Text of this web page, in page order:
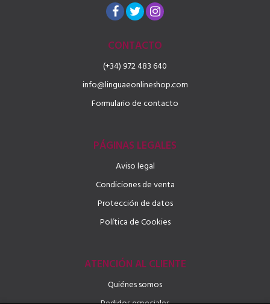
CONTACTO
(+34) 972 483 640
info@linguaeonlineshop.com
Formulario de contacto
PÁGINAS LEGALES
Aviso legal
Condiciones de venta
Protección de datos
Política de Cookies
ATENCIÓN AL CLIENTE
Quiénes somos